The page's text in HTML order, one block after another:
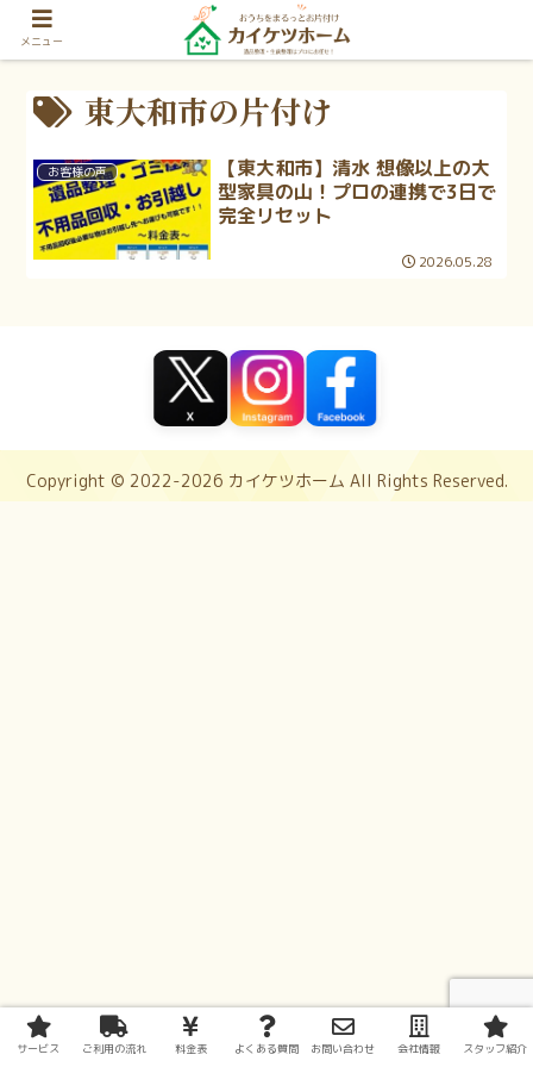
東大和市の片付け
お客様の声
【東大和市】清水 想像以上の大
型家具の山！プロの連携で3日で
完全リセット
2026.05.28
Copyright © 2022-2026 カイケツホーム All Rights Reserved.
メニュー
サービス ご利用の流れ 料金表 よくある質問 お問い合わせ 会社情報 スタッフ紹介